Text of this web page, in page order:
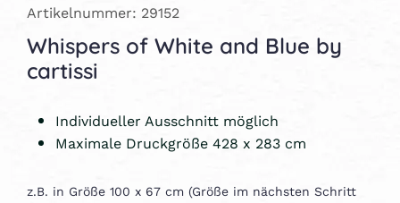
Artikelnummer: 29152
Whispers of White and Blue by
cartissi
Individueller Ausschnitt möglich
Maximale Druckgröße 428 x 283 cm
z.B. in Größe 100 x 67 cm (Größe im nächsten Schritt